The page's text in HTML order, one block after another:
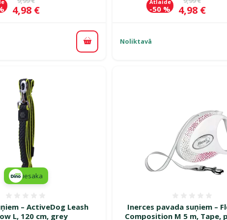
Cena
4,98 €
Pievienot grozam
Cena
4,98 €
Atlaide
-50 %
Noliktavā
– ActiveDog Leash
L, 120 cm, grey
iesaka
Inerces pavada suņiem –
Composition M 5 m, Tape,